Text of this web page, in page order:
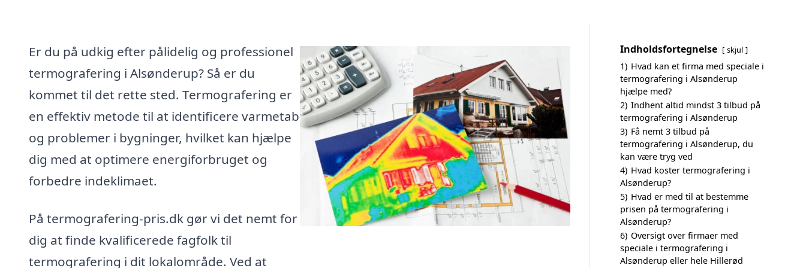
Er du på udkig efter pålidelig og professionel
termografering i Alsønderup? Så er du
kommet til det rette sted. Termografering er
en effektiv metode til at identificere varmetab
og problemer i bygninger, hvilket kan hjælpe
dig med at optimere energiforbruget og
forbedre indeklimaet.
På termografering-pris.dk gør vi det nemt for
dig at finde kvalificerede fagfolk til
termografering i dit lokalområde. Ved at
Indholdsfortegnelse skjul
1) Hvad kan et firma med speciale i
termografering i Alsønderup
hjælpe med?
2) Indhent altid mindst 3 tilbud på
termografering i Alsønderup
3) Få nemt 3 tilbud på
termografering i Alsønderup, du
kan være tryg ved
4) Hvad koster termografering i
Alsønderup?
5) Hvad er med til at bestemme
prisen på termografering i
Alsønderup?
6) Oversigt over firmaer med
speciale i termografering i
Alsønderup eller hele Hillerød